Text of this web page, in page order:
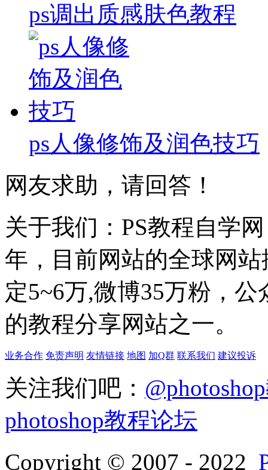
ps调出质感肤色教程
ps人像修饰及润色技巧
网友求助，请回答！
关于我们：PS教程自学
年，目前网站的全球网
定5~6万,微博35万粉，
的教程分享网站之一。
业务合作 免责声明 友情链接 地图 加Q群 联系我们 建议投诉
关注我们吧：
photoshop教程论坛
Copyright © 2007 - 2022